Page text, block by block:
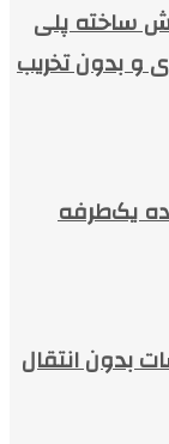
ساخته پلی
و بدون تخریب
جاده یک‌طرفه
بدون انتقال